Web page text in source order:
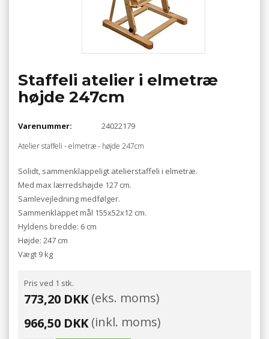
Staffeli atelier i elmetræ
højde 247cm
Varenummer: 24022179
Atelier staffeli - elmetræ - højde 247cm
Solidt, sammenklappeligt atelierstaffeli i elmetræ.
Med max lærredshøjde 127 cm.
Samlevejledning medfølger.
Sammenklappet mål 155x52x12 cm.
Hyldens bredde: 6 cm
Højde: 247 cm
Vægt 9 kg
Pris ved 1 stk.
773,20 DKK(eks. moms)
966,50 DKK(inkl. moms)